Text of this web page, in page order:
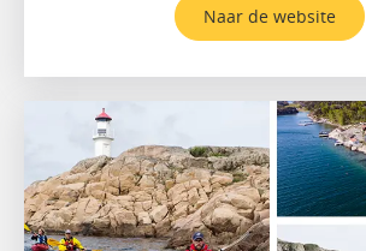
Naar de website